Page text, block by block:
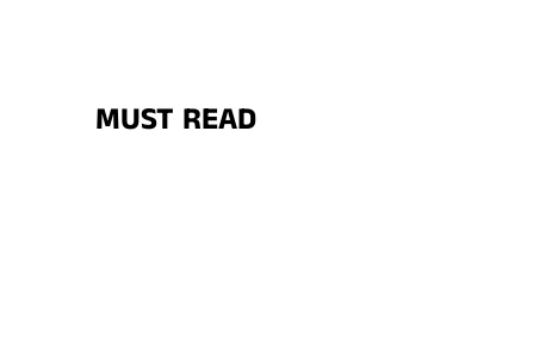
MUST READ